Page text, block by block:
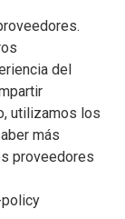
del
utilizamos los
más
proveedores